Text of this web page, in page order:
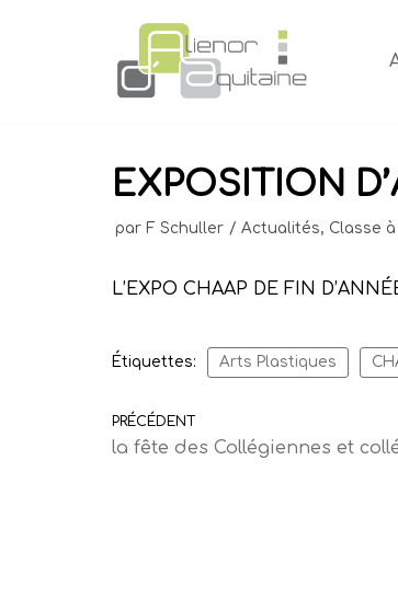
EXPOSITION
par F Schuller Actualités, Classe
L’EXPO CHAAP DE FIN
Étiquettes: Arts Plastiques
PRÉCÉDENT
la fête des Collégiennes et